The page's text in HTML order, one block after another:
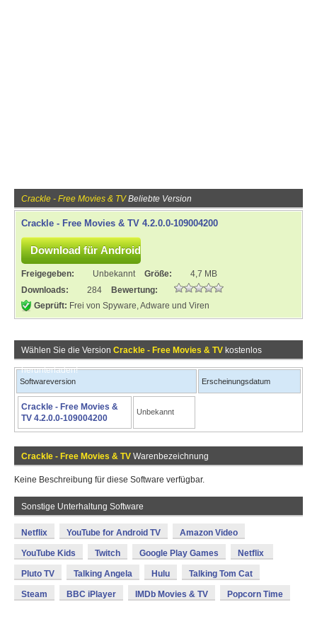
Crackle - Free Movies & TVBeliebte Version
Crackle - Free Movies & TV 4.2.0.0-109004200
Freigegeben: Unbekannt Größe:
4,7 MB
Downloads:
284
Bewertung:
Geprüft: Frei von Spyware, Adware und Viren
Wählen Sie die Version Crackle - Free Movies & TV kostenlos
herunterladen!
Softwareversion Erscheinungsdatum
Crackle - Free Movies &
TV 4.2.0.0-109004200
Unbekannt
Crackle - Free Movies & TV Warenbezeichnung
Keine Beschreibung für diese Software verfügbar.
Sonstige Unterhaltung Software
Netflix YouTube for Android TV Amazon Video
YouTube Kids Twitch Google Play Games Netflix
Pluto TV Talking Angela Hulu Talking Tom Cat
Steam BBC iPlayer IMDb Movies & TV Popcorn Time